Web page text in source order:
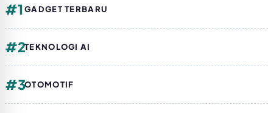
#1GADGET TERBARU
#2TEKNOLOGI AI
#3OTOMOTIF